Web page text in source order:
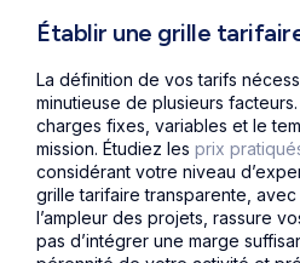
Établir une grille
La définition de vos tarifs
minutieuse de plusieurs
charges fixes, variables et le
mission. Étudiez les prix
considérant votre niveau
grille tarifaire transparente,
l’ampleur des projets, rassure
pas d’intégrer une marge